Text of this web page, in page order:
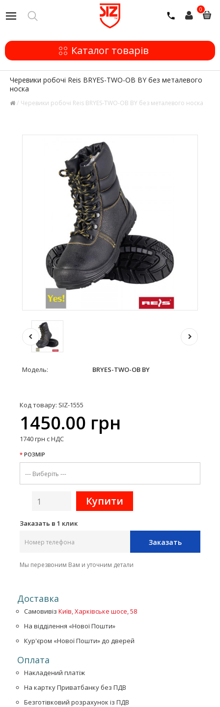
0
Каталог товарів
Черевики робочі Reis BRYES-TWO-OB BY без металевого
носка
Черевики робочі Reis BRYES-TWO-OB BY без металевого носка
Модель: BRYES-TWO-OB BY
Код товару: SIZ-1555
1450.00 грн
1740 грн с НДС
РОЗМІР
Заказать в 1 клик
Заказать
Мы перезвоним Вам и уточним детали
Доставка
Самовивіз Київ, Харківське шосе, 58
На відділення «Нової Пошти»
Кур'єром «Нової Пошти» до дверей
Оплата
Накладений платіж
На картку Приватбанку без ПДВ
Безготівковий розрахунок із ПДВ